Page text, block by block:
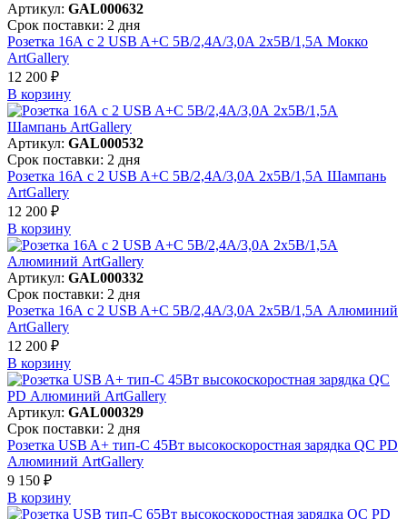
Артикул: GAL000632
Срок поставки: 2 дня
Розетка 16А с 2 USB A+C 5В/2,4А/3,0А 2х5В/1,5А Мокко
ArtGallery
12 200 ₽
В корзинy
Артикул: GAL000532
Срок поставки: 2 дня
Розетка 16А с 2 USB A+C 5В/2,4А/3,0А 2х5В/1,5А Шампань
ArtGallery
12 200 ₽
В корзинy
Артикул: GAL000332
Срок поставки: 2 дня
Розетка 16А с 2 USB A+C 5В/2,4А/3,0А 2х5В/1,5А Алюминий
ArtGallery
12 200 ₽
В корзинy
Артикул: GAL000329
Срок поставки: 2 дня
Розетка USB A+ тип-C 45Вт высокоскоростная зарядка QC PD
Алюминий ArtGallery
9 150 ₽
В корзинy